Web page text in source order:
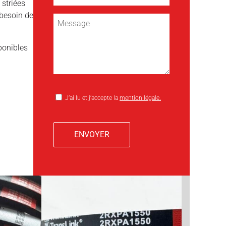
striées
de
J’ai lu et j’accepte la mention légale.